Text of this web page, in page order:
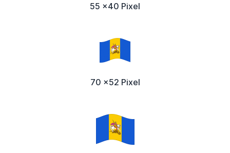
55 x40 Pixel
70 x52 Pixel